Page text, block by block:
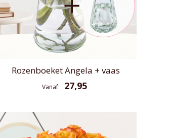
Rozenboeket Angela + vaas
Vanaf 27,95